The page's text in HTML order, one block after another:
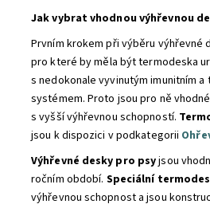
Jak vybrat vhodnou výhřevnou
Prvním krokem při výběru výhřevné
pro které by měla být termodeska
s nedokonale vyvinutým imunitním
systémem. Proto jsou pro ně
s vyšší výhřevnou schopností.
jsou k dispozici v podkategorii
Výhřevné desky pro psyjsou
ročním období. Speciální
výhřevnou schopnost a jsou